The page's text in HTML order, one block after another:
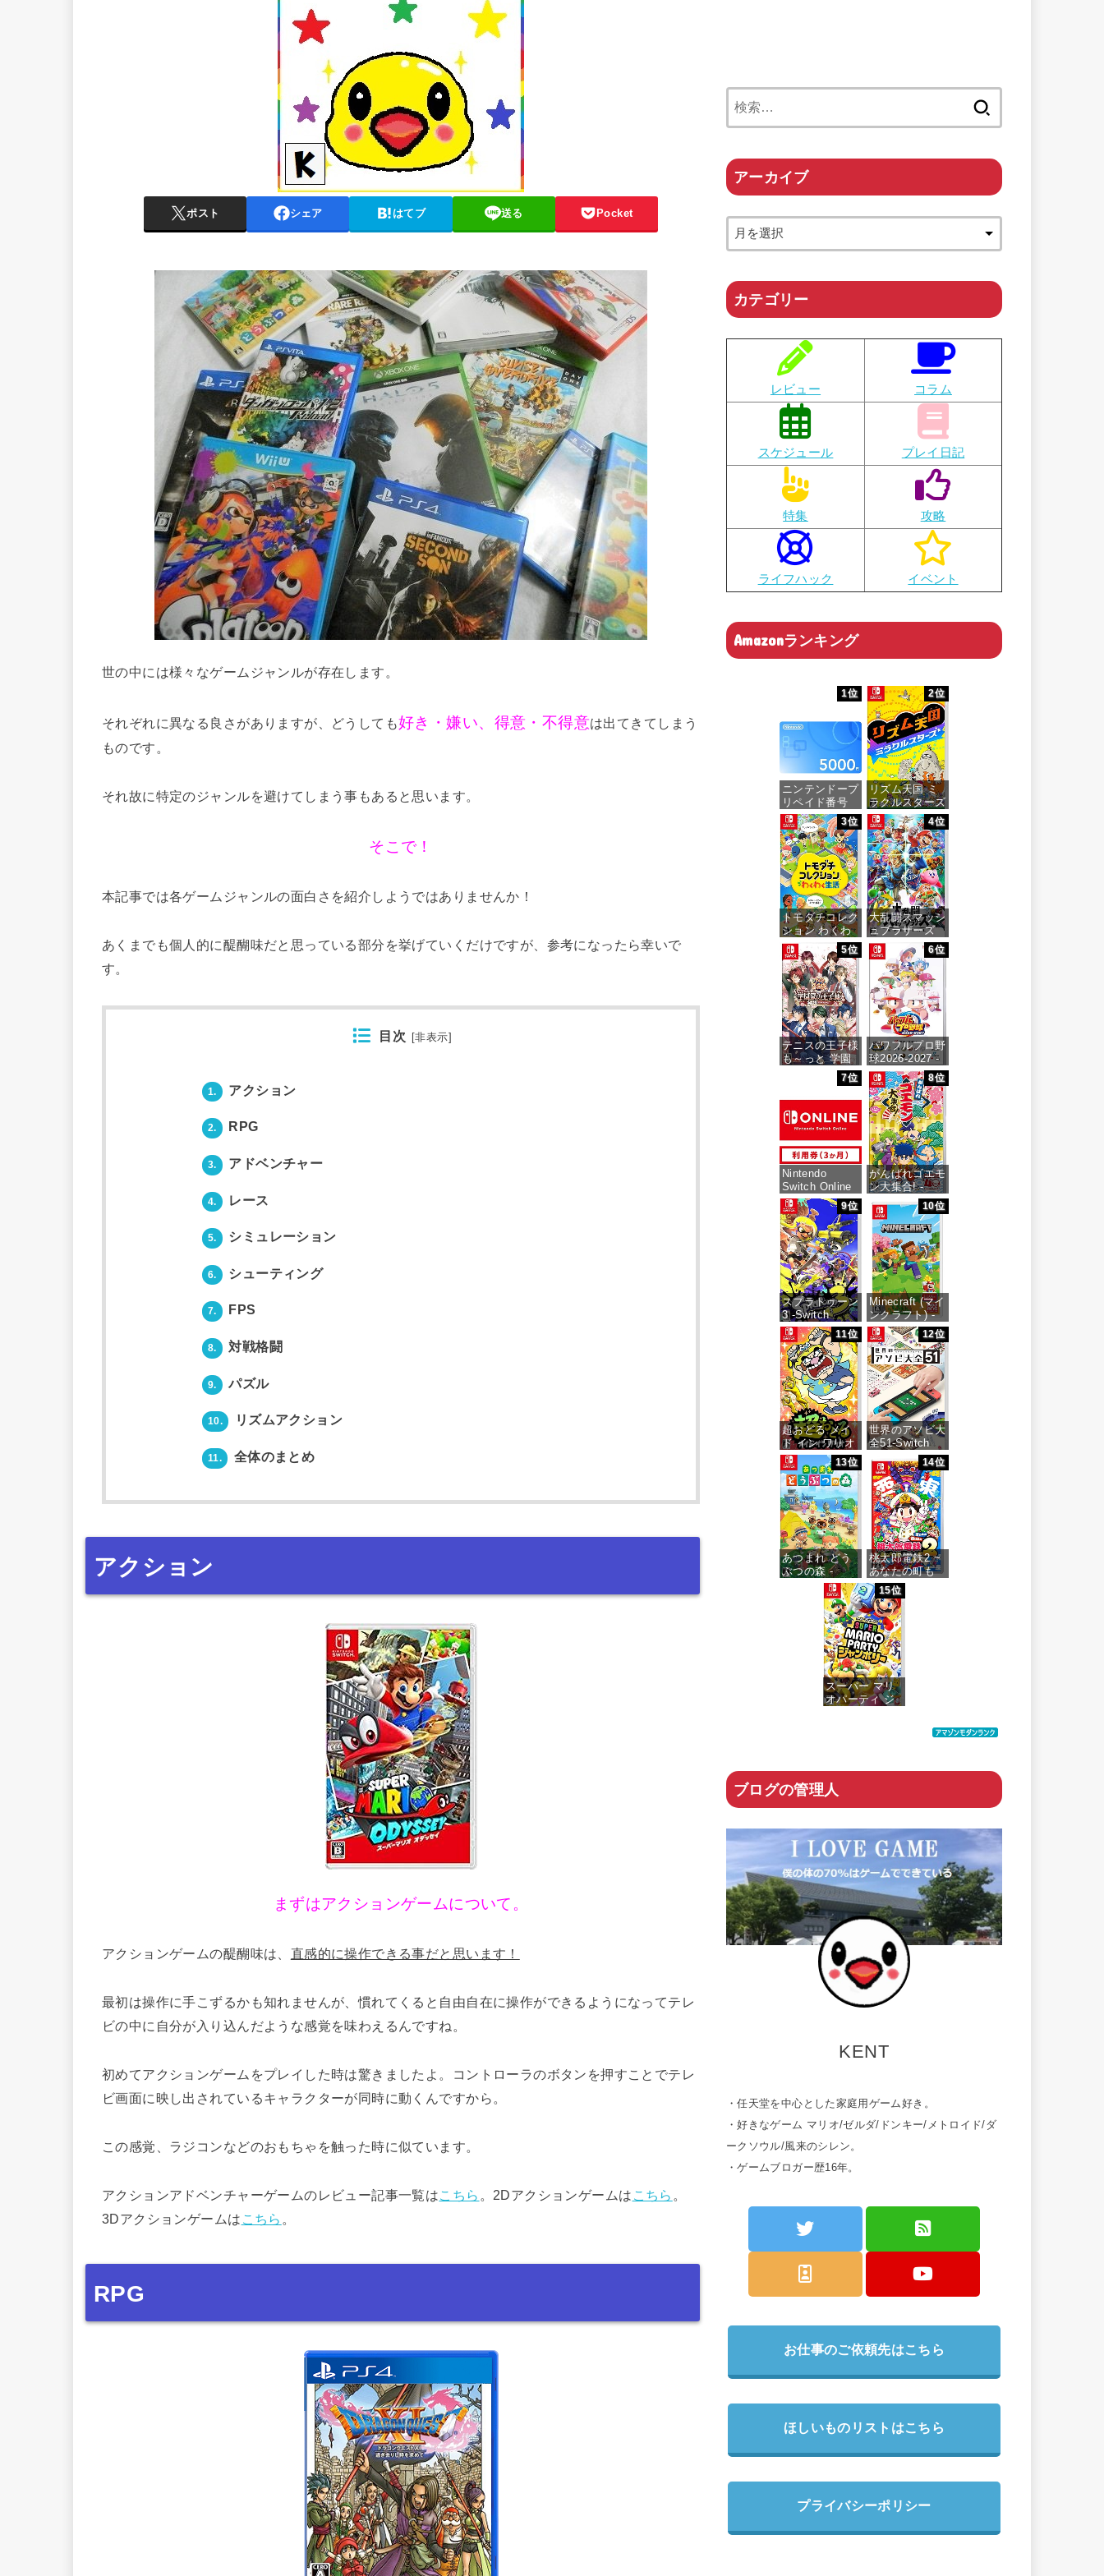
ポスト シェア はてブ 送る Pocket
世の中には様々なゲームジャンルが存在します。
それぞれに異なる良さがありますが、どうしても好き・嫌い、得意・不得意は出てきてしまう
ものです。
それ故に特定のジャンルを避けてしまう事もあると思います。
そこで！
本記事では各ゲームジャンルの面白さを紹介しようではありませんか！
あくまでも個人的に醍醐味だと思っている部分を挙げていくだけですが、参考になったら幸いで
す。
目次 [非表示
1. アクション
2. RPG
3. アドベンチャー
4. レース
5. シミュレーション
6. シューティング
7. FPS
8. 対戦格闘
9. パズル
10. リズムアクション
11. 全体のまとめ
アクション
まずはアクションゲームについて。
アクションゲームの醍醐味は、 直感的に操作できる事だと思います！
最初は操作に手こずるかも知れませんが、慣れてくると自由自在に操作ができるようになってテレ
ビの中に自分が入り込んだような感覚を味わえるんですね。
初めてアクションゲームをプレイした時は驚きましたよ。コントローラのボタンを押すことでテレ
ビ画面に映し出されているキャラクターが同時に動くんですから。
この感覚、ラジコンなどのおもちゃを触った時に似ています。
アクションアドベンチャーゲームのレビュー記事一覧はこちら 。2Dアクションゲームは こちら 。
3Dアクションゲームは こちら 。
RPG
アーカイブ
カテゴリー
レビュー コラム
スケジュール プレイ日記
特集 攻略
ライフハック イベント
Amazonランキング
1位
ニンテンドープ
リペイド番号
5000円|オンラ
インコード版
価格：¥5,000
2位
リズム天国 ミ
ラクルスターズ
-Switch
価格：¥5,645
3位
トモダチコレク
ション わくわ
く生活 -Switch
価格：¥6,144
4位
大乱闘スマッシ
ュブラザーズ
SPECIAL -
Switch
価格：¥6,473
5位
テニスの王子様
も～っと 学園
more…
価格：¥7,159
6位
パワフルプロ野
球2026-2027 -
Switch
価格：¥6,940
7位
Nintendo
Switch Online
利用券(個人プ
ラン3か月)|オ
ンラインコード
版
価格：¥900
8位
がんばれゴエモ
ン大集合! -
Switch
価格：¥5,478
9位
スプラトゥーン
3 -Switch
価格：¥5,536
10位
Minecraft (マイ
ンクラフト) -
Switch
価格：¥3,400
11位
超おどる メイ
ド イン ワリオ
-Switch
価格：¥4,073
12位
世界のアソビ大
全51-Switch
価格：¥3,655
13位
あつまれ どう
ぶつの森 -
価格：¥5,518
14位
桃太郎電鉄2 ~
あなたの町も
きっとある~ 東
日本編+西日本
編
価格：¥6,200
15位
スーパー マリ
オパーティ ジ
ブログの管理人
KENT
・任天堂を中心とした家庭用ゲーム好き。
・好きなゲーム マリオ/ゼルダ/ドンキー/メトロイド/ダ
ークソウル/風来のシレン。
・ゲームブロガー歴16年。
お仕事のご依頼先はこちら
ほしいものリストはこちら
プライバシーポリシー